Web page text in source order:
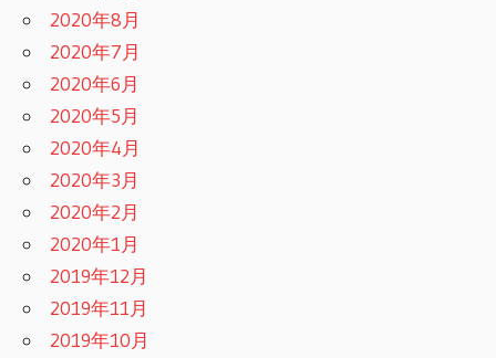
2020年8月
2020年7月
2020年6月
2020年5月
2020年4月
2020年3月
2020年2月
2020年1月
2019年12月
2019年11月
2019年10月